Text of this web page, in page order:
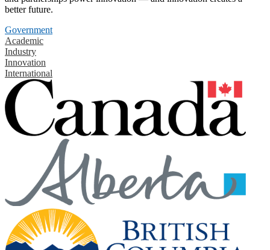
better future.
Government
Academic
Industry
Innovation
International